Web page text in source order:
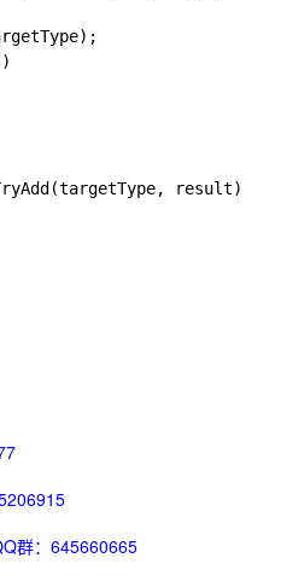
result);
群：645660665